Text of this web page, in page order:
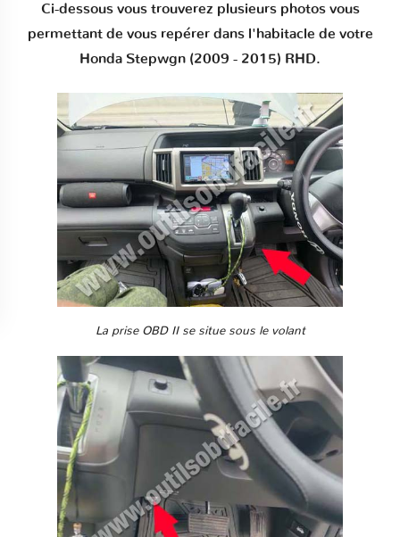
Ci-dessous vous trouverez plusieurs photos vous
permettant de vous repérer dans l'habitacle de votre
Honda Stepwgn (2009 - 2015) RHD.
La prise OBD II se situe sous le volant